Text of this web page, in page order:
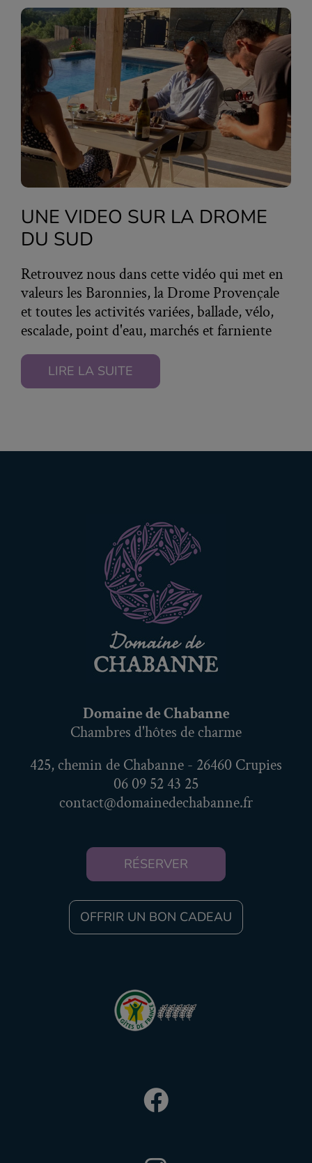
UNE VIDEO SUR LA DROME
DU SUD
Retrouvez nous dans cette vidéo qui met en
valeurs les Baronnies, la Drome Provençale
et toutes les activités variées, ballade, vélo,
escalade, point d'eau, marchés et farniente
LIRE LA SUITE
Domaine de Chabanne
Chambres d'hôtes de charme
425, chemin de Chabanne - 26460 Crupies
06 09 52 43 25
contact@domainedechabanne.fr
RÉSERVER
OFFRIR UN BON CADEAU